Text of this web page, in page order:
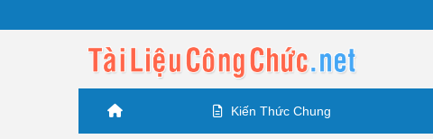
Kiến Thức Chung